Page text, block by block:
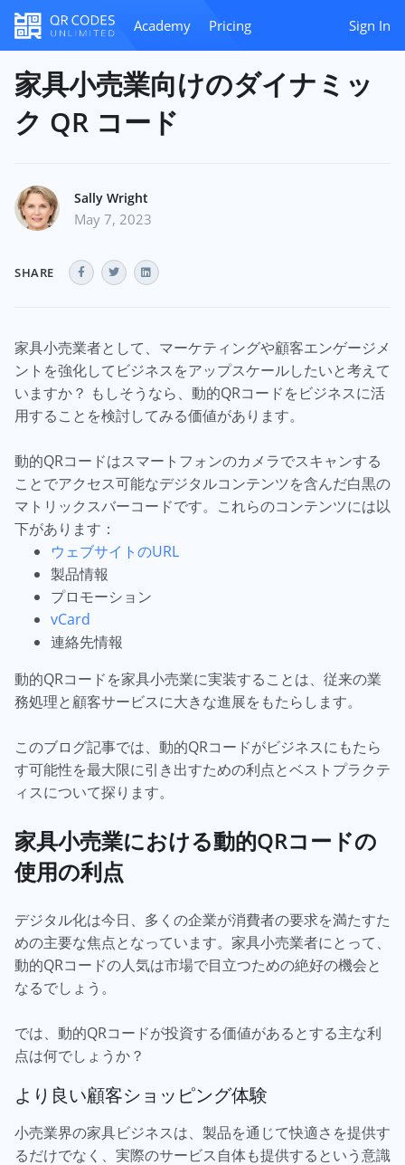
Academy Pricing Sign In
家具小売業向けのダイナミッ
ク QR コード
Sally Wright
May 7, 2023
SHARE
家具小売業者として、マーケティングや顧客エンゲージメ
ントを強化してビジネスをアップスケールしたいと考えて
いますか？ もしそうなら、動的QRコードをビジネスに活
用することを検討してみる価値があります。
動的QRコードはスマートフォンのカメラでスキャンする
ことでアクセス可能なデジタルコンテンツを含んだ白黒の
マトリックスバーコードです。これらのコンテンツには以
下があります：
ウェブサイトのURL
製品情報
プロモーション
vCard
連絡先情報
動的QRコードを家具小売業に実装することは、従来の業
務処理と顧客サービスに大きな進展をもたらします。
このブログ記事では、動的QRコードがビジネスにもたら
す可能性を最大限に引き出すための利点とベストプラクテ
ィスについて探ります。
家具小売業における動的QRコードの
使用の利点
デジタル化は今日、多くの企業が消費者の要求を満たすた
めの主要な焦点となっています。家具小売業者にとって、
動的QRコードの人気は市場で目立つための絶好の機会と
なるでしょう。
では、動的QRコードが投資する価値があるとする主な利
点は何でしょうか？
より良い顧客ショッピング体験
小売業界の家具ビジネスは、製品を通じて快適さを提供す
るだけでなく、実際のサービス自体も提供するという意識